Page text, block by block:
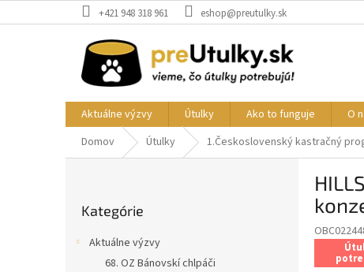
na
+421 948 318 961 eshop@preutulky.sk
Aktuálne výzvy Útulky Ako to funguje O
Domov
Útulky 1.Československý kastračný
kategórie
Kategórie
Aktuálne výzvy
68. OZ Bánovskí chlpáči